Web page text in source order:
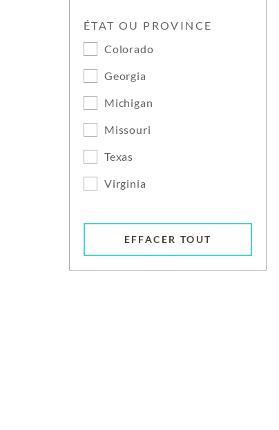
ÉTAT OU PROVINCE
Colorado
Georgia
Michigan
Missouri
Texas
Virginia
EFFACER TOUT